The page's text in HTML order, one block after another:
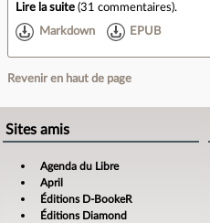
Lire la suite (31 commentaires).
Markdown EPUB
Revenir en haut de page
Sites amis
Agenda du Libre
April
Éditions D-BookeR
Éditions Diamond